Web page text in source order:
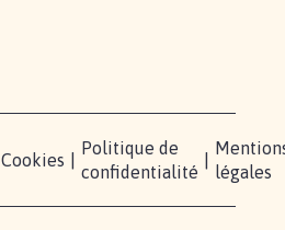
Cookies
Politique de
confidentialité
légales